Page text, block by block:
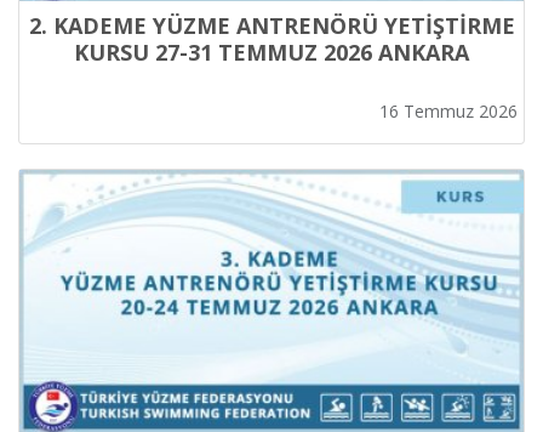
2. KADEME YÜZME ANTRENÖRÜ YETİŞTİRME
KURSU 27-31 TEMMUZ 2026 ANKARA
16 Temmuz 2026